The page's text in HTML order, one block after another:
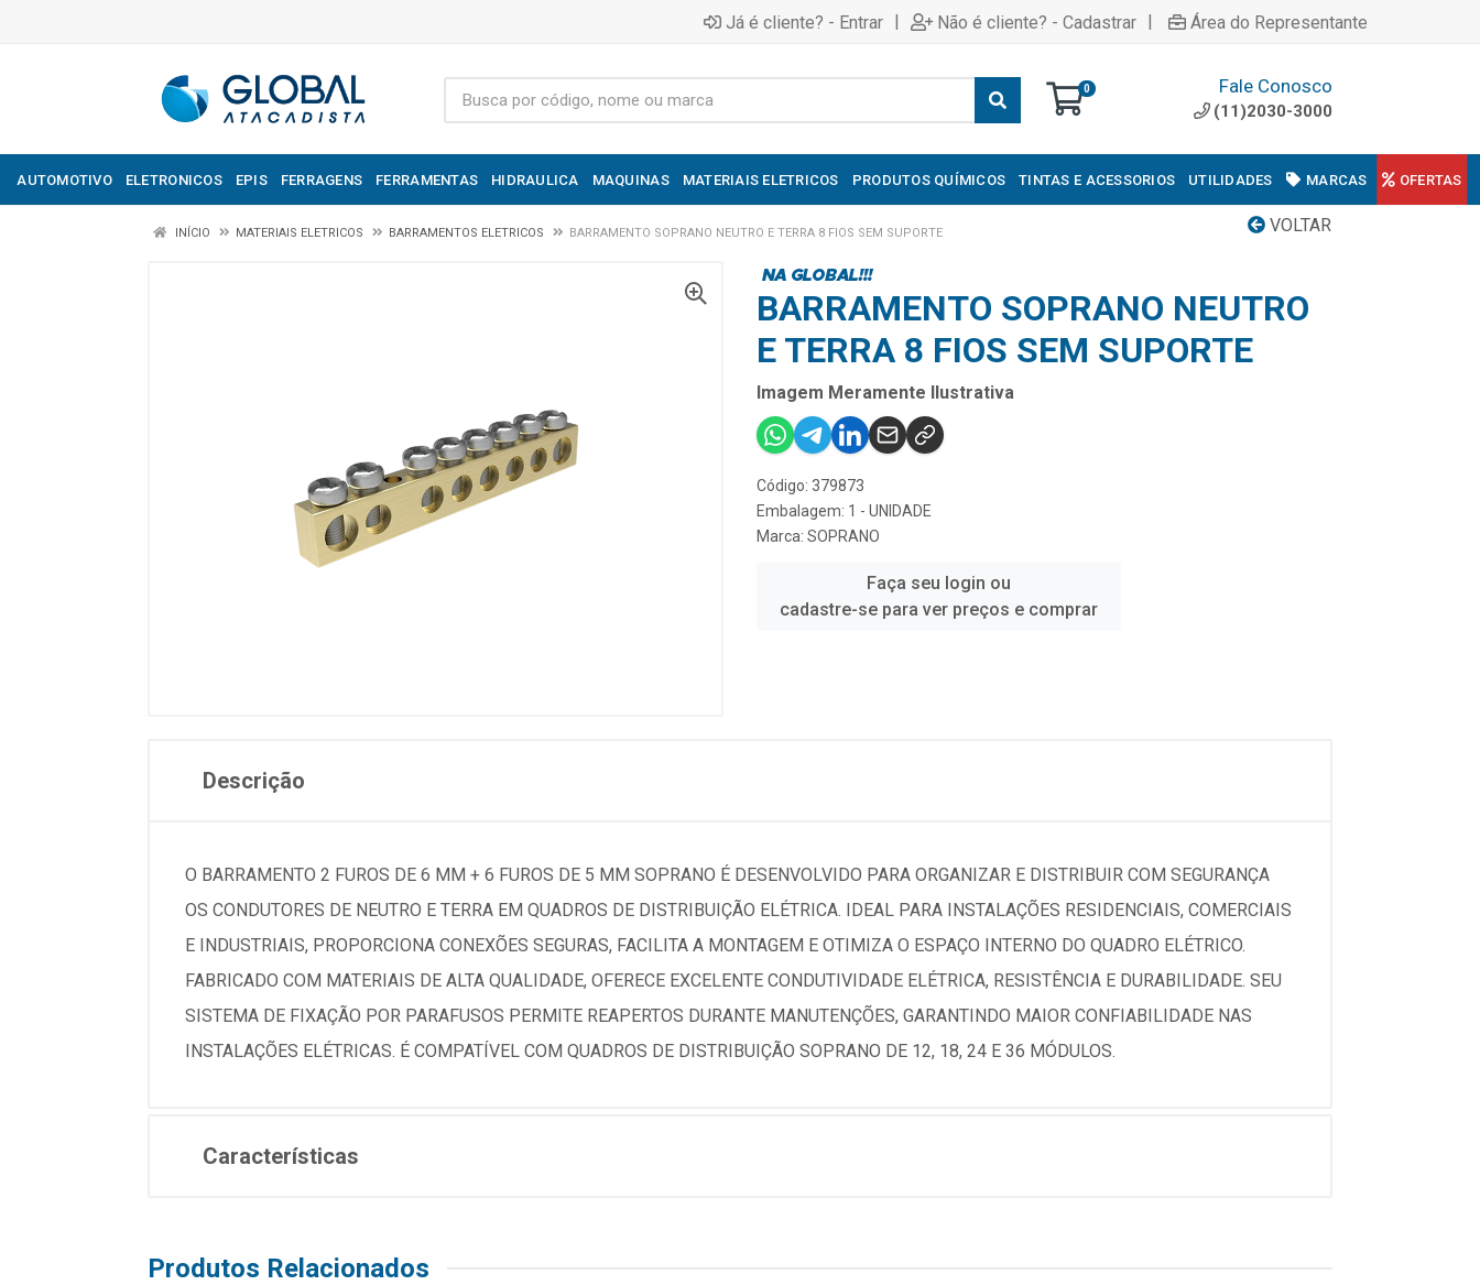
Já é cliente? - Entrar | Não é cliente? - Cadastrar | Área do Representante
0 Fale Conosco
(11)2030-3000
AUTOMOTIVO ELETRONICOS EPIS FERRAGENS FERRAMENTAS HIDRAULICA MAQUINAS MATERIAIS ELETRICOS PRODUTOS QUÍMICOS TINTAS E ACESSORIOS UTILIDADES MARCAS OFERTAS
VOLTAR
INÍCIO MATERIAIS ELETRICOS BARRAMENTOS ELETRICOS BARRAMENTO SOPRANO NEUTRO E TERRA 8 FIOS SEM SUPORTE
BARRAMENTO SOPRANO NEUTRO
E TERRA 8 FIOS SEM SUPORTE
Imagem Meramente Ilustrativa
Código: 379873
Embalagem: 1 - UNIDADE
Marca: SOPRANO
Faça seu login ou
cadastre-se para ver preços e comprar
Descrição
O BARRAMENTO 2 FUROS DE 6 MM + 6 FUROS DE 5 MM SOPRANO É DESENVOLVIDO PARA ORGANIZAR E DISTRIBUIR COM SEGURANÇA
OS CONDUTORES DE NEUTRO E TERRA EM QUADROS DE DISTRIBUIÇÃO ELÉTRICA. IDEAL PARA INSTALAÇÕES RESIDENCIAIS, COMERCIAIS
E INDUSTRIAIS, PROPORCIONA CONEXÕES SEGURAS, FACILITA A MONTAGEM E OTIMIZA O ESPAÇO INTERNO DO QUADRO ELÉTRICO.
FABRICADO COM MATERIAIS DE ALTA QUALIDADE, OFERECE EXCELENTE CONDUTIVIDADE ELÉTRICA, RESISTÊNCIA E DURABILIDADE. SEU
SISTEMA DE FIXAÇÃO POR PARAFUSOS PERMITE REAPERTOS DURANTE MANUTENÇÕES, GARANTINDO MAIOR CONFIABILIDADE NAS
INSTALAÇÕES ELÉTRICAS. É COMPATÍVEL COM QUADROS DE DISTRIBUIÇÃO SOPRANO DE 12, 18, 24 E 36 MÓDULOS.
Características
Produtos Relacionados